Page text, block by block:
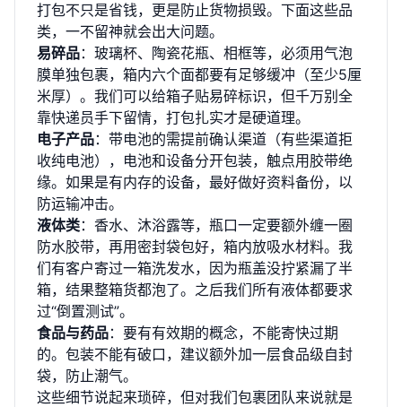
打包不只是省钱，更是防止货物损毁。下面这些品
类，一不留神就会出大问题。
易碎品：玻璃杯、陶瓷花瓶、相框等，必须用气泡
膜单独包裹，箱内六个面都要有足够缓冲（至少5厘
米厚）。我们可以给箱子贴易碎标识，但千万别全
靠快递员手下留情，打包扎实才是硬道理。
电子产品：带电池的需提前确认渠道（有些渠道拒
收纯电池），电池和设备分开包装，触点用胶带绝
缘。如果是有内存的设备，最好做好资料备份，以
防运输冲击。
液体类：香水、沐浴露等，瓶口一定要额外缠一圈
防水胶带，再用密封袋包好，箱内放吸水材料。我
们有客户寄过一箱洗发水，因为瓶盖没拧紧漏了半
箱，结果整箱货都泡了。之后我们所有液体都要求
过“倒置测试”。
食品与药品：要有有效期的概念，不能寄快过期
的。包装不能有破口，建议额外加一层食品级自封
袋，防止潮气。
这些细节说起来琐碎，但对我们包裹团队来说就是